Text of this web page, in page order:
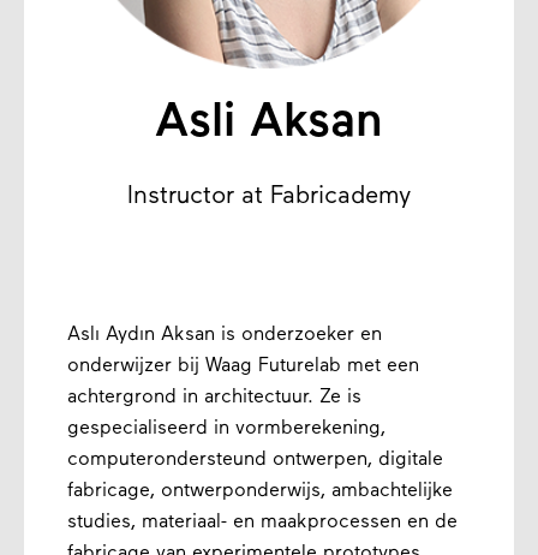
Asli Aksan
Instructor at Fabricademy
Aslı Aydın Aksan is onderzoeker en
onderwijzer bij Waag Futurelab met een
achtergrond in architectuur. Ze is
gespecialiseerd in vormberekening,
computerondersteund ontwerpen, digitale
fabricage, ontwerponderwijs, ambachtelijke
studies, materiaal- en maakprocessen en de